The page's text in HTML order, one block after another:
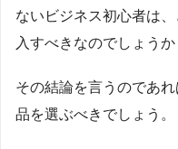
ないビジネス初心者は
入すべきなのでしょうか
その結論を言うのであ
品を選ぶべきでしょう。